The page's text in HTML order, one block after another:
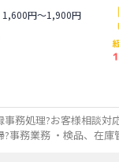
1,600円〜1,900円
事務処理?お客様相談対
?事務業務 ・検品、在庫